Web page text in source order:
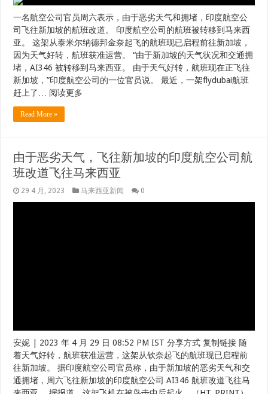
一名航空公司官员周六表示，由于恶劣天气和拥堵，印度航空公
司飞往新加坡的航班改道。 印度航空公司的航班被转移到马来西
亚。 这架从泰米尔纳德邦金奈起飞的航班现已启程前往新加坡，
因为天气好转，航班获准运营。 “由于新加坡的天气状况和交通拥
堵，AI346 被转移到马来西亚。 由于天气好转，航班现在正飞往
新加坡，”印度航空公司的一位官员说。 最近，一架flydubai航班
赶上了… 阅读更多
Read More »
由于恶劣天气，飞往新加坡的印度航空公司航
班改道飞往马来西亚
29 4 月, 2023 马来西亚新闻 0
安妮 | 2023 年 4 月 29 日 08:52 PM IST 分享方式 复制链接 随
着天气好转，航班获准运营，这架从钦奈起飞的航班现已启程前
往新加坡。 据印度航空公司官员称，由于新加坡的恶劣天气和交
通拥堵，周六飞往新加坡的印度航空公司 AI346 航班改道飞往马